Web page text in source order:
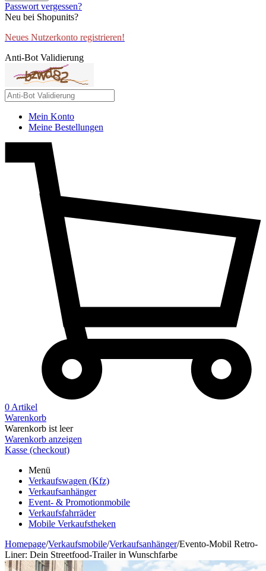
Passwort vergessen?
Neu bei Shopunits?
Neues Nutzerkonto registrieren!
Anti-Bot Validierung
Mein Konto
Meine Bestellungen
0 Artikel
Warenkorb
Warenkorb ist leer
Warenkorb anzeigen
Kasse (checkout)
Menü
Verkaufswagen (Kfz)
Verkaufsanhänger
Event- & Promotionmobile
Verkaufsfahrräder
Mobile Verkaufstheken
Homepage/Verkaufsmobile/Verkaufsanhänger/Evento-Mobil Retro-
Liner: Dein Streetfood-Trailer in Wunschfarbe